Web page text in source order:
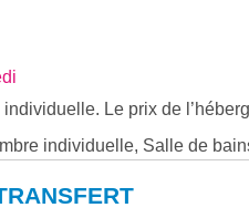
Le prix de
individuelle, Salle de